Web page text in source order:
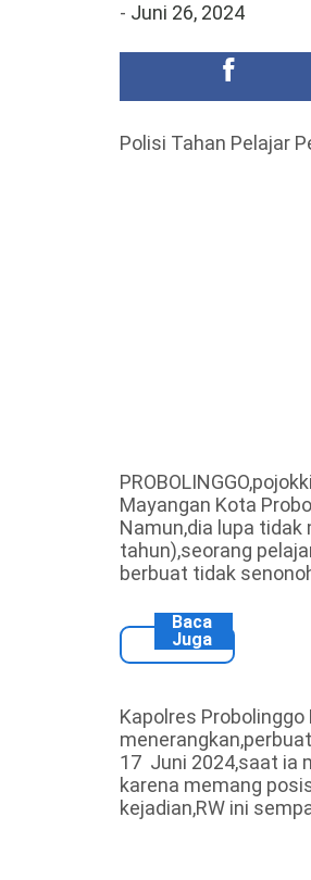
Tugu Tirta
DKD PERADI
- Juni 26, 2024
Polisi Tahan Pelajar
Mayangan Kota
Namun,dia lupa
tahun),seorang
berbuat tidak
Baca
Juga
Kapolres Probolinggo
17 Juni 2024,saat ia
karena memang
kejadian,RW ini